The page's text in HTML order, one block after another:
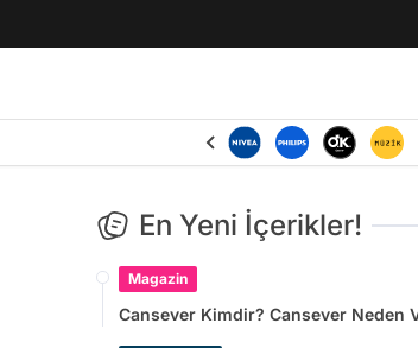
En Yeni İçerikler!
Magazin
Cansever Kimdir? Cansever Neden